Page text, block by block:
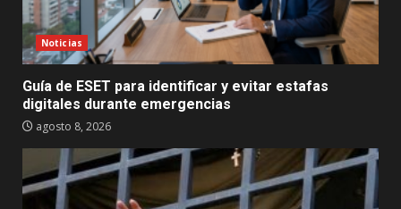
Noticias
Guía de ESET para identificar y evitar estafas
digitales durante emergencias
agosto 8, 2026